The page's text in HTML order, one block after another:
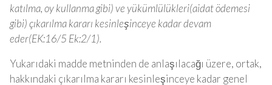
katılma, oy kullanma gibi) ve yükümlülükleri(aidat ödemesi
gibi) çıkarılma kararı kesinleşinceye kadar devam
eder(EK:16/5 Ek:2/1).
Yukarıdaki madde metninden de anlaşılacağı üzere, ortak,
hakkındaki çıkarılma kararı kesinleşinceye kadar genel